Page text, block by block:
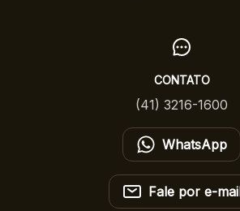
CONTATO
(41) 3216-1600
WhatsApp
Fale por e-